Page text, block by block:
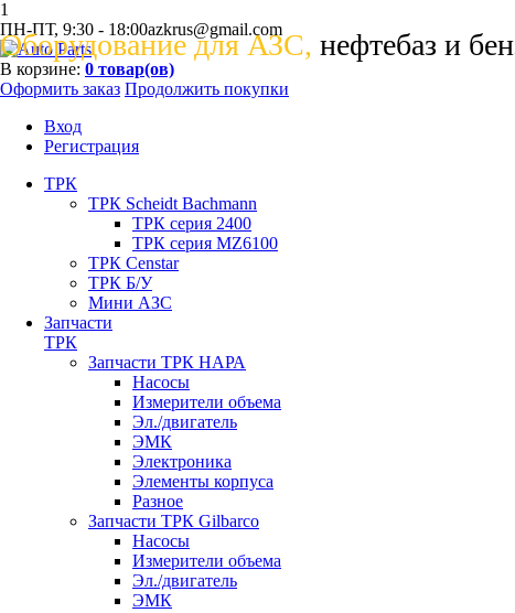
1
Оборудование для АЗС, нефтебаз и
ПН-ПТ, 9:30 - 18:00azkrus@gmail.com
В корзине: 0 товар(ов)
Оформить заказ Продолжить покупки
Вход
Регистрация
ТРК
ТРК Scheidt Bachmann
ТРК серия 2400
ТРК серия MZ6100
ТРК Censtar
ТРК Б/У
Мини АЗС
Запчасти
ТРК
Запчасти ТРК НАРА
Насосы
Измерители объема
Эл./двигатель
ЭМК
Электроника
Элементы корпуса
Разное
Запчасти ТРК Gilbarco
Насосы
Измерители объема
Эл./двигатель
ЭМК